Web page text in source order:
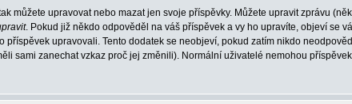
můžete upravovat nebo mazat jen svoje příspěvky. Můžete upravit zprávu
. Pokud již někdo odpověděl na váš příspěvek a vy ho upravíte, objeví se
příspěvek upravovali. Tento dodatek se neobjeví, pokud zatím nikdo
sami zanechat vzkaz proč jej změnili). Normální uživatelé nemohou